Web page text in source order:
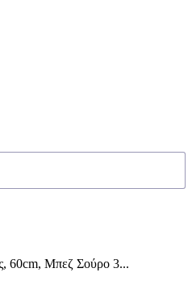
60cm, Μπεζ Σούρο 3...